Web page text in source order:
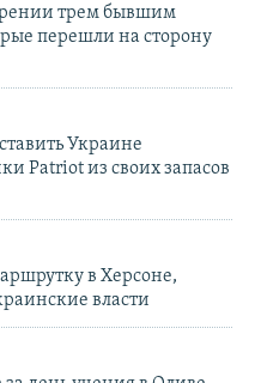
трем бывшим
перешли на сторону
Украине
Patriot из своих запасов
в Херсоне,
власти